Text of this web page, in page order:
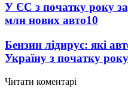
У ЄС з початку року
млн нових авто10
Бензин лідирує: які
Україну з початку року
Читати коментарі